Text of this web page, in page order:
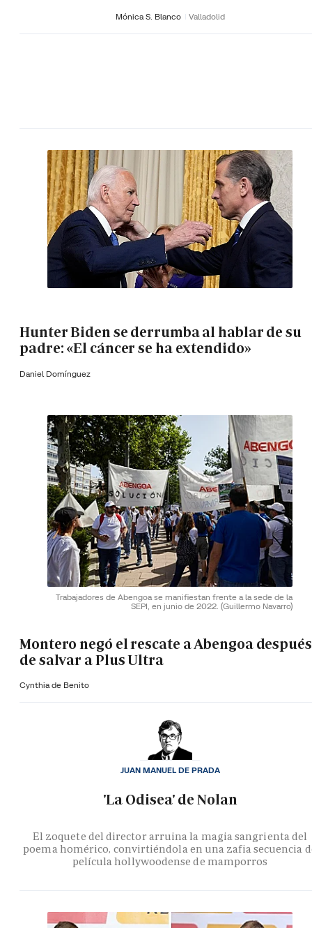
Mónica S. Blanco Valladolid
Hunter Biden se derrumba al hablar de su
padre: «El cáncer se ha extendido»
Daniel Domínguez
Trabajadores de Abengoa se manifiestan frente a la sede de la
SEPI, en junio de 2022. (Guillermo Navarro)
Montero negó el rescate a Abengoa después
de salvar a Plus Ultra
Cynthia de Benito
'La Odisea' de Nolan
El zoquete del director arruina la magia sangrienta del
poema homérico, convirtiéndola en una zafia secuencia
película hollywoodense de mamporros
JUAN MANUEL DE PRADA